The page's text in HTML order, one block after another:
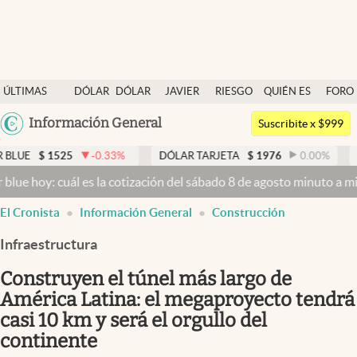
ÚLTIMAS
NOTICIAS
DÓLAR
DÓLAR
JAVIER
RIESGO
QUIÉN ES
QUIÉN
FORO
Argentina
México
Información General
Dólar
Members
Economía y Política
Finanzas y Mercados
Mercados Online
Negocios
Columnistas
Otras secciones
Apertura
Suscribite x $999
-0.33% DÓLAR TARJETA $ 1976 0.00 % DÓLAR MEP
es la cotización del sábado 8 de agosto minuto a minutoDólar
El Cronista Información General Construcción
Infraestructura
Construyen el túnel más largo de
América Latina: el megaproyecto tendrá
casi 10 km y será el orgullo del
continente